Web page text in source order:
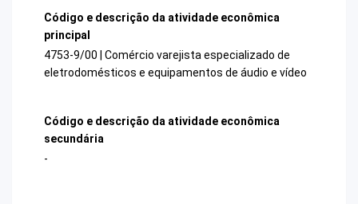
Código e descrição da atividade econômica
principal
4753-9/00 | Comércio varejista especializado de
eletrodomésticos e equipamentos de áudio e vídeo
Código e descrição da atividade econômica
secundária
-